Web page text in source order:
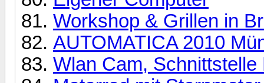
Workshop & Grillen in
AUTOMATICA 2010
Wlan Cam, Schnittstelle